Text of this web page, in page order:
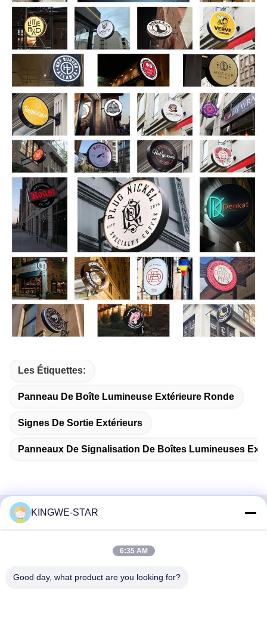
Les Étiquettes:
Panneau De Boîte Lumineuse Extérieure Ronde
Signes De Sortie Extérieurs
Panneaux De Signalisation De Boîtes Lumineuses
Contactez rapidement
Fuyong, district Baoan, Shenzhen, Guangdong, Chine
KINGWE-STAR
6:35 AM
Good day, what product are you looking for?